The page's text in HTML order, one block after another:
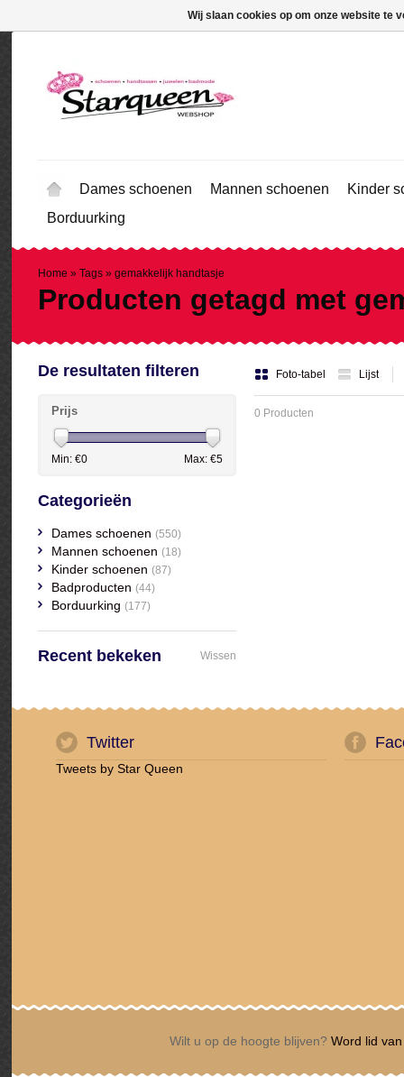
Dames schoenen Mannen schoenen
Kinder
Borduurking
Home » Tags » gemakkelijk handtasje
Producten getagd met
Foto-tabel Lijst
0 Producten
De resultaten filteren
Prijs
Min: €0 Max: €5
Categorieën
Dames schoenen (550)
Mannen schoenen (18)
Kinder schoenen (87)
Badproducten (44)
Borduurking (177)
Recent bekeken Wissen
Twitter
Tweets by Star Queen
Wilt u op de hoogte blijven? Word lid
Wij slaan cookies op om onze website te